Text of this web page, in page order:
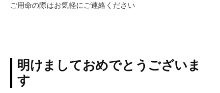
ご用命の際はお気軽にご連絡ください
明けましておめでとうございま
す